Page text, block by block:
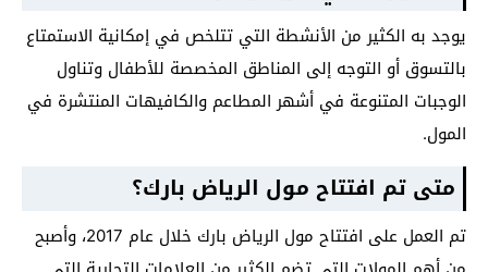
يوجد به الكثير من الأنشطة التي تتلخص في إمكانية الاستمتاع
بالتسوق أو التوجه إلى المناطق المخصصة للأطفال وتناول
الوجبات المتنوعة في أشهر المطاعم والكافيهات المنتشرة في
المول.
متى تم افتتاح مول الرياض بارك؟
تم العمل على افتتاح مول الرياض بارك خلال عام 2017، وأصبح